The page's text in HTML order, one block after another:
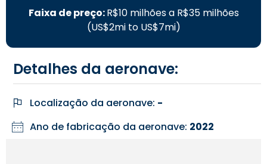
Faixa de preço:R$10 milhões a R$35 milhões
(US$2mi to US$7mi)
Detalhes da aeronave:
Localização da aeronave: -
Ano de fabricação da aeronave: 2022